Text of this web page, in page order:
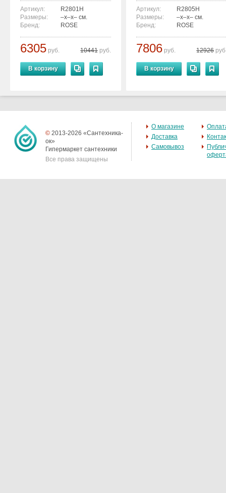
Артикул:
R2801H
Размеры:
–x–x– см.
Бренд:
ROSE
6305 руб. 10441 руб.
В корзину
Артикул:
R2805H
Размеры:
–x–x– см.
Бренд:
ROSE
7806 руб. 12926
В корзину
© 2013-2026 «Сантехника-
ок»
Гипермаркет сантехники
Все права защищены
О магазине
Доставка
Самовывоз